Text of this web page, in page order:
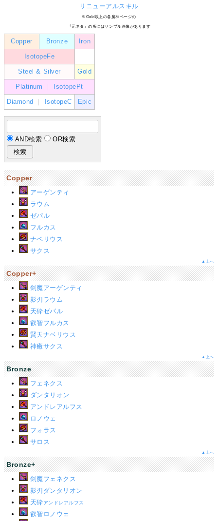
リニューアルスキル
※Gold以上の各魔神ページの
『元ネタ』の所にはサンプル画像があります
Copper Bronze Iron
IsotopeFe
Steel & Silver Gold
Platinum IsotopePt
Diamond IsotopeC Epic
AND検索 OR検索
Copper
アーゲンティ
ラウム
ゼパル
フルカス
ナベリウス
サクス
▲上へ
Copper+
剣魔アーゲンティ
影刃ラウム
天砕ゼパル
叡智フルカス
賢天ナベリウス
神癒サクス
▲上へ
Bronze
フェネクス
ダンタリオン
アンドレアルフス
ロノウェ
フォラス
サロス
▲上へ
Bronze+
剣魔フェネクス
影刃ダンタリオン
天砕アンドレアルフス
叡智ロノウェ